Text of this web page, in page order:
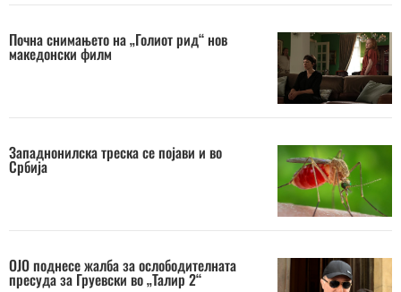
Почна снимањето на „Голиот рид“ нов
македонски филм
Западнонилска треска се појави и во
Србија
OJO поднесе жалба за ослободителната
пресуда за Груевски во „Талир 2“